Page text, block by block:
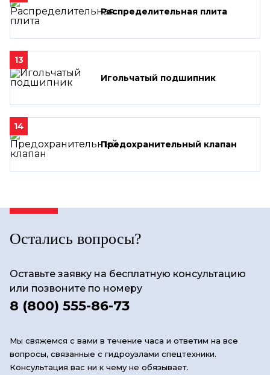
Распределительная плита
13
Игольчатый подшипник
14
Предохранительный клапан
Остались вопросы?
Оставьте заявку на бесплатную консультацию
или позвоните по номеру
8 (800) 555-86-73
Мы свяжемся с вами в течение часа и ответим на все
вопросы, связанные с гидроузлами спецтехники.
Консультация вас ни к чему не обязывает.